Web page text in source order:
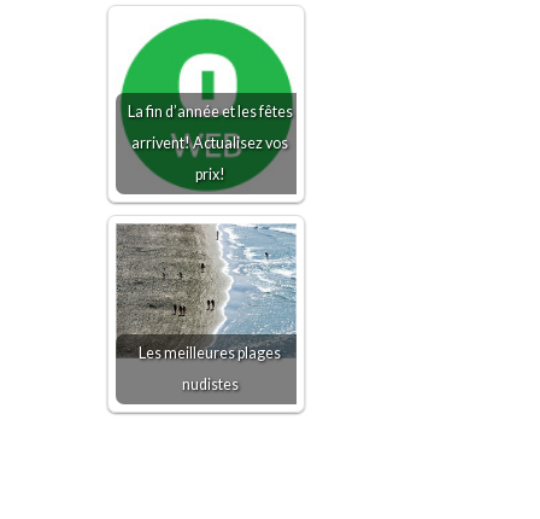
La fin d’année et les fêtes
arrivent! Actualisez vos
prix!
Les meilleures plages
nudistes